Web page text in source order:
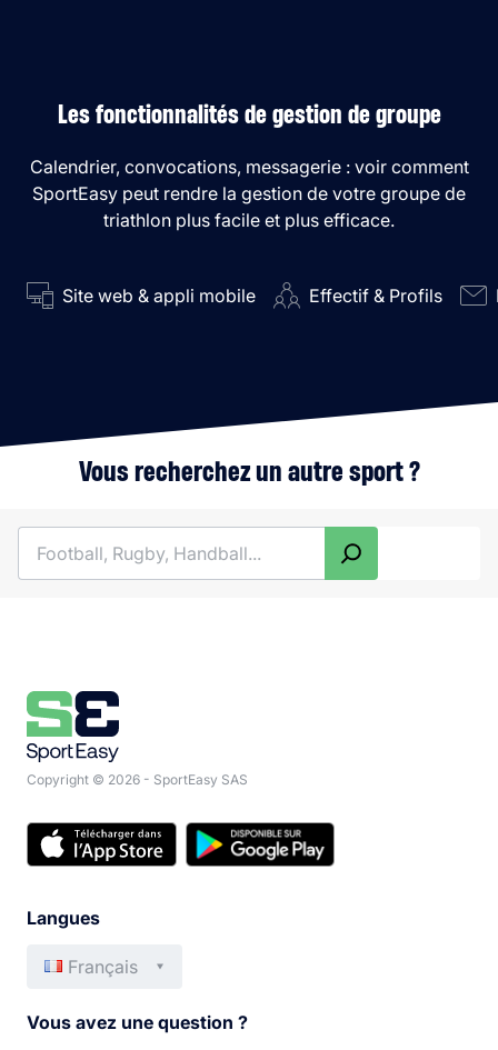
Les fonctionnalités de gestion de groupe
Calendrier, convocations, messagerie : voir comment
SportEasy peut rendre la gestion de votre groupe de
triathlon plus facile et plus efficace.
Site web & appli mobile Effectif & Profils
Vous recherchez un autre sport ?
Copyright © 2026 - SportEasy SAS
Langues
Français
Italiano
Vous avez une question ?